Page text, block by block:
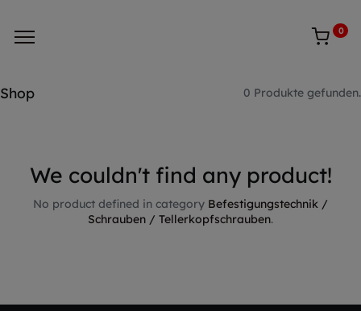
0
Shop 0 Produkte gefunden.
We couldn't find any product!
No product defined in category Befestigungstechnik /
Schrauben / Tellerkopfschrauben.